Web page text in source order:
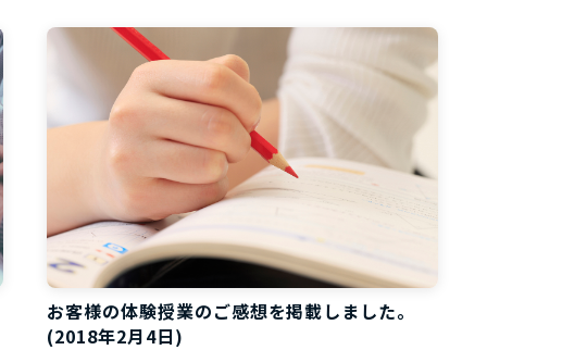
お客様の体験授業のご感想を掲載しました。
(2018年2月4日)